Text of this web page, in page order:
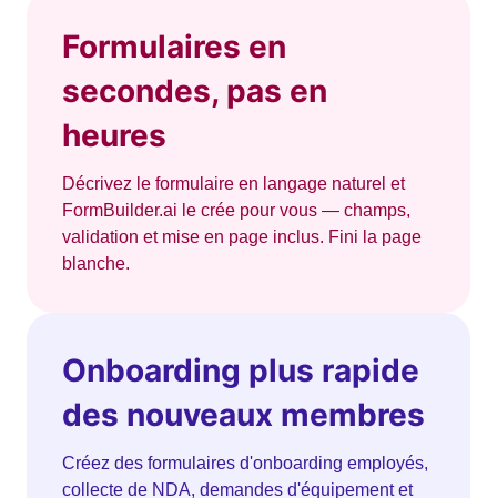
Formulaires en
secondes, pas en
heures
Décrivez le formulaire en langage naturel et
FormBuilder.ai le crée pour vous — champs,
validation et mise en page inclus. Fini la page
blanche.
Onboarding plus rapide
des nouveaux membres
Créez des formulaires d'onboarding employés,
collecte de NDA, demandes d'équipement et